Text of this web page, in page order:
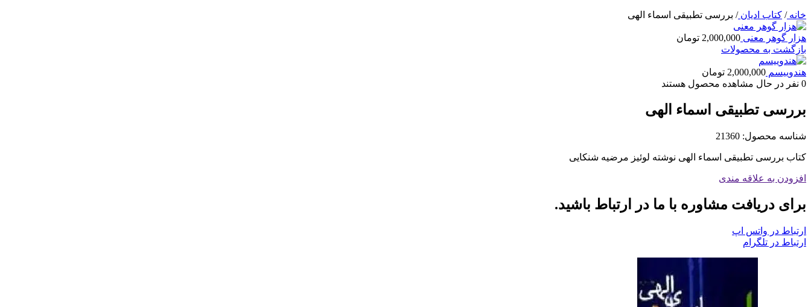
خانه/ کتاب ادیان/ بررسی تطبیقی اسماء الهی
هزار گوهر معنی 2,000,000 تومان
بازگشت به محصولات
هندوییسم 2,000,000 تومان
0 نفر در حال مشاهده محصول هستند
بررسی تطبیقی اسماء الهی
شناسه محصول: 21360
کتاب بررسی تطبیقی اسماء الهی نوشته لوئیز مرضیه شنکایی
افزودن به علاقه مندی
برای دریافت مشاوره با ما در ارتباط باشید.
ارتباط در واتس اپ
ارتباط در تلگرام